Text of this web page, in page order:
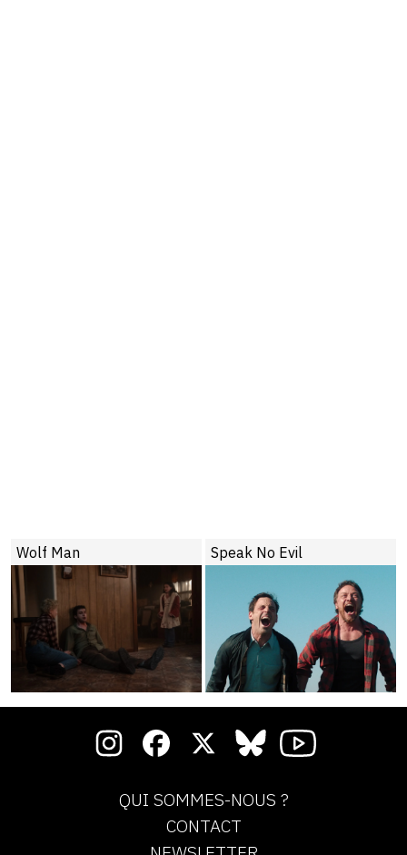
Wolf Man Speak No Evil
QUI SOMMES-NOUS ?
CONTACT